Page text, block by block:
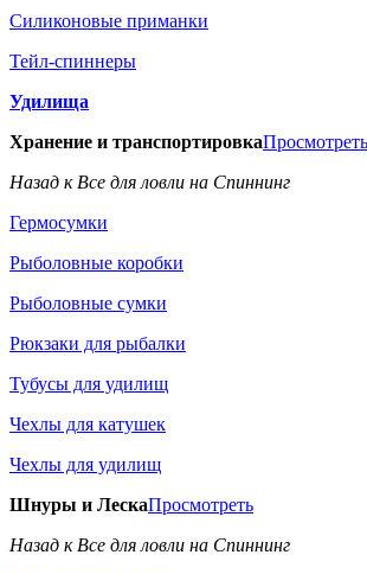
Силиконовые приманки
Тейл-спиннеры
Удилища
Хранение и транспортировкаПросмотреть
Назад к Все для ловли на Спиннинг
Гермосумки
Рыболовные коробки
Рыболовные сумки
Рюкзаки для рыбалки
Тубусы для удилищ
Чехлы для катушек
Чехлы для удилищ
Шнуры и ЛескаПросмотреть
Назад к Все для ловли на Спиннинг